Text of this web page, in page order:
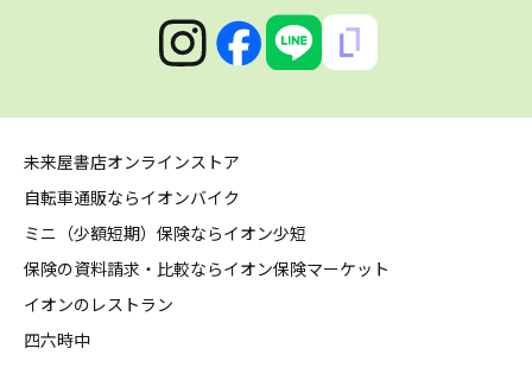
未来屋書店オンラインストア
自転車通販ならイオンバイク
ミニ（少額短期）保険ならイオン少短
保険の資料請求・比較ならイオン保険マーケット
イオンのレストラン
四六時中